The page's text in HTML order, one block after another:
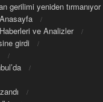
gerilimi yeniden tırmanıyor
Anasayfa
ve Analizler
girdi